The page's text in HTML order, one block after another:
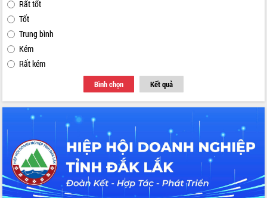
Rất tốt
Tốt
Trung bình
Kém
Rất kém
Bình chọn Kết quả